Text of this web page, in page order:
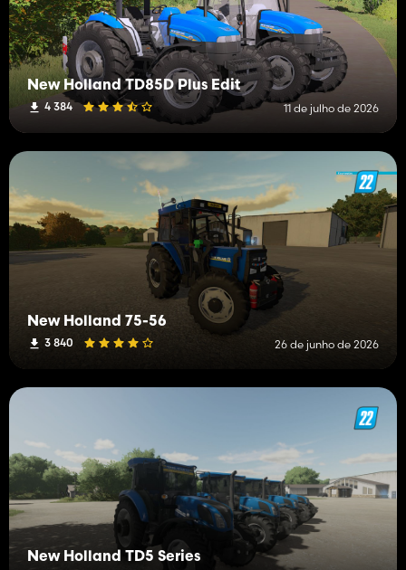
New Holland TD85D Plus Edit
4 384 11 de julho de 2026
New Holland 75-56
3 840 26 de junho de 2026
New Holland TD5 Series